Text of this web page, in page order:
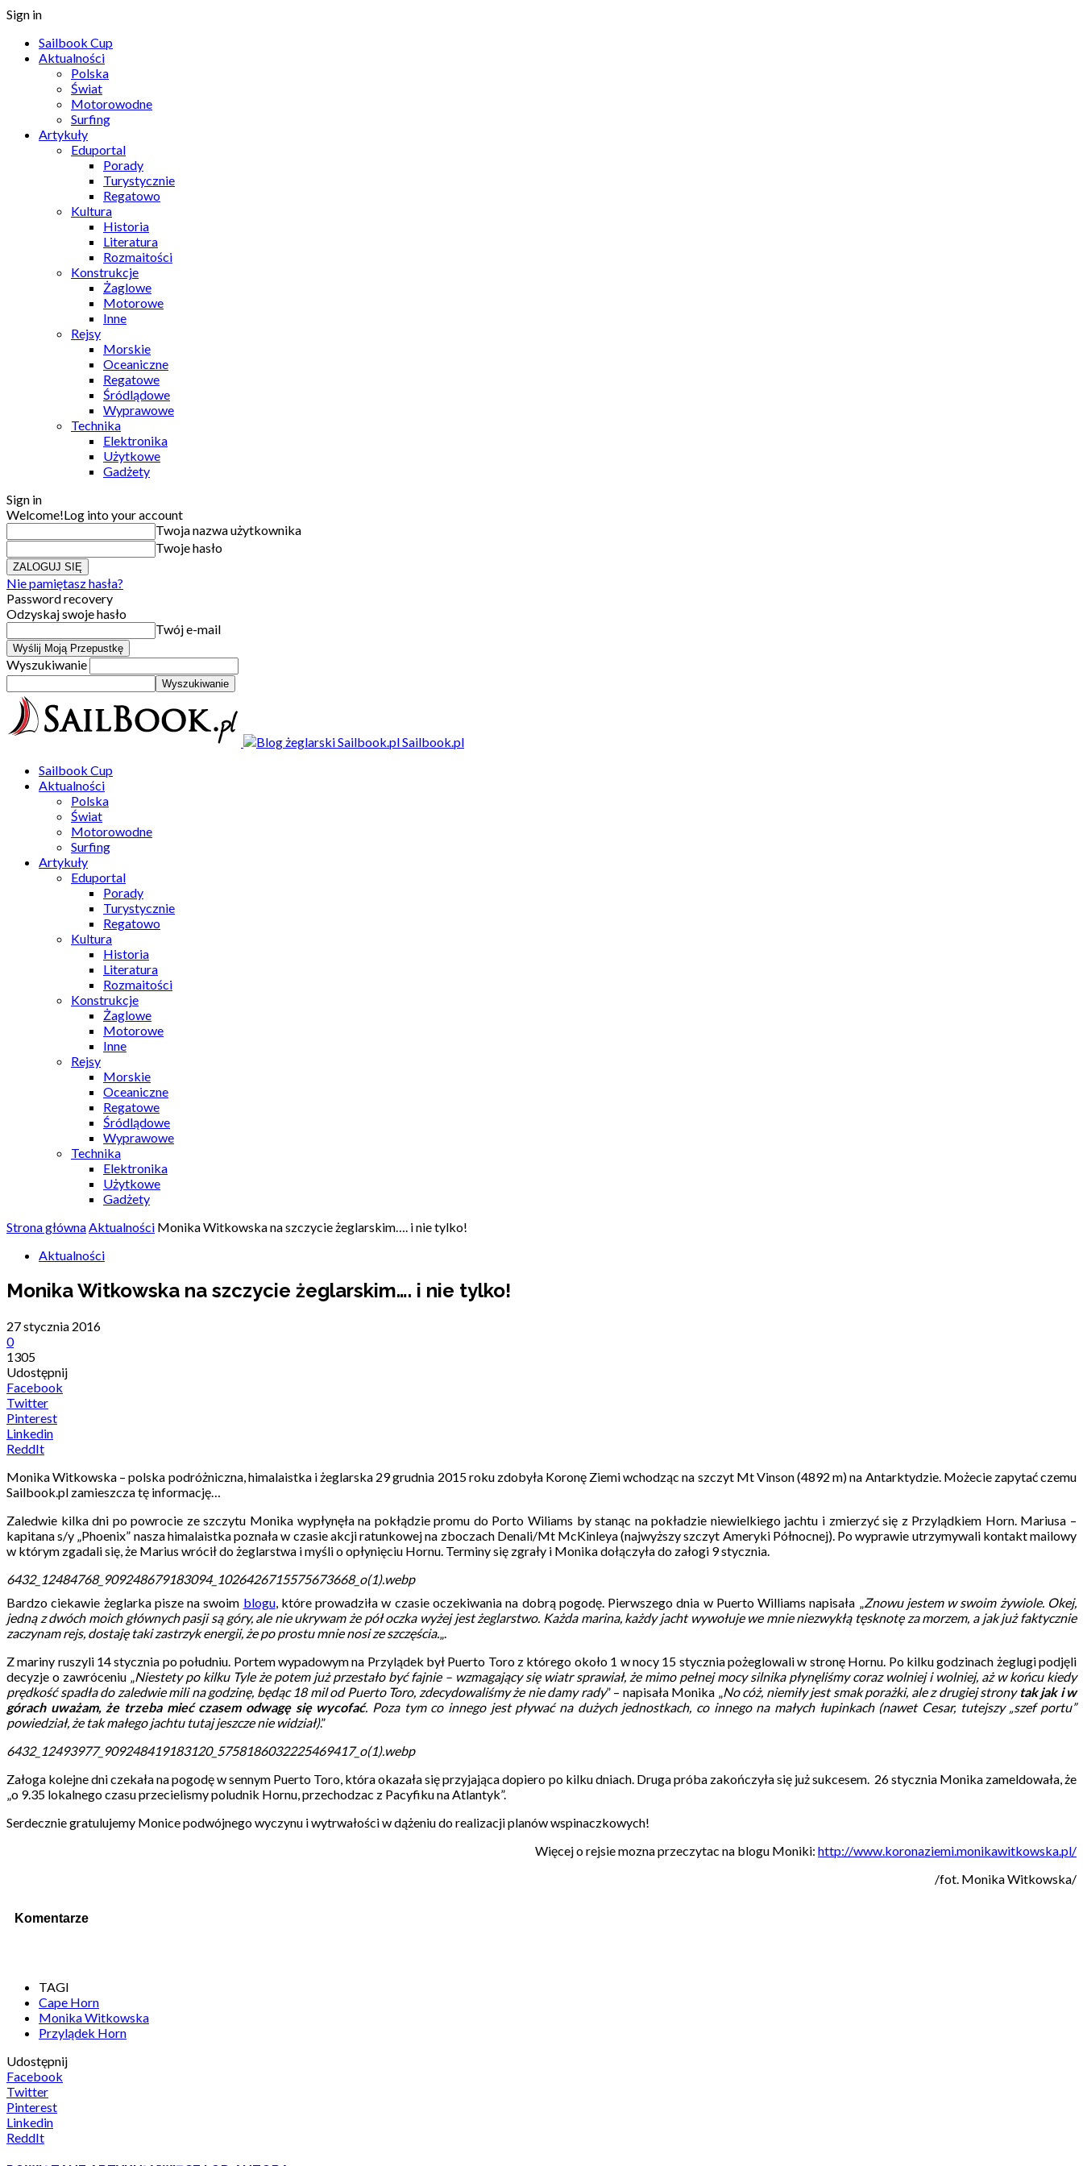
Sign in
Sailbook Cup
Aktualności
Polska
Świat
Motorowodne
Surfing
Artykuły
Eduportal
Porady
Turystycznie
Regatowo
Kultura
Historia
Literatura
Rozmaitości
Konstrukcje
Żaglowe
Motorowe
Inne
Rejsy
Morskie
Oceaniczne
Regatowe
Śródlądowe
Wyprawowe
Technika
Elektronika
Użytkowe
Gadżety
Sign in
Welcome!Log into your account
Twoja nazwa użytkownika
Twoje hasło
Nie pamiętasz hasła?
Password recovery
Odzyskaj swoje hasło
Twój e-mail
Wyszukiwanie
Sailbook.pl
Sailbook Cup
Aktualności
Polska
Świat
Motorowodne
Surfing
Artykuły
Eduportal
Porady
Turystycznie
Regatowo
Kultura
Historia
Literatura
Rozmaitości
Konstrukcje
Żaglowe
Motorowe
Inne
Rejsy
Morskie
Oceaniczne
Regatowe
Śródlądowe
Wyprawowe
Technika
Elektronika
Użytkowe
Gadżety
Strona głównaAktualności Monika Witkowska na szczycie żeglarskim…. i nie tylko!
Aktualności
Monika Witkowska na szczycie żeglarskim…. i nie tylko!
27 stycznia 2016
0
1305
Udostępnij
Facebook
Twitter
Pinterest
Linkedin
ReddIt
Monika Witkowska – polska podróżniczna, himalaistka i żeglarska 29 grudnia 2015 roku zdobyła Koronę Ziemi wchodząc na szczyt Mt Vinson (4892 m) na Antarktydzie. Możecie zapytać czemu
Sailbook.pl zamieszcza tę informację…
Zaledwie kilka dni po powrocie ze szczytu Monika wypłynęła na pokłądzie promu do Porto Wiliams by stanąc na pokładzie niewielkiego jachtu i zmierzyć się z Przylądkiem Horn. Mariusa –
kapitana s/y „Phoenix” nasza himalaistka poznała w czasie akcji ratunkowej na zboczach Denali/Mt McKinleya (najwyższy szczyt Ameryki Północnej). Po wyprawie utrzymywali kontakt mailowy
w którym zgadali się, że Marius wrócił do żeglarstwa i myśli o opłynięciu Hornu. Terminy się zgrały i Monika dołączyła do załogi 9 stycznia.
6432_12484768_909248679183094_1026426715575673668_o(1).webp
Bardzo ciekawie żeglarka pisze na swoim blogu, które prowadziła w czasie oczekiwania na dobrą pogodę. Pierwszego dnia w Puerto Williams napisała „Znowu jestem w swoim żywiole. Okej,
jedną z dwóch moich głównych pasji są góry, ale nie ukrywam że pół oczka wyżej jest żeglarstwo. Każda marina, każdy jacht wywołuje we mnie niezwykłą tęsknotę za morzem, a jak już faktycznie
zaczynam rejs, dostaję taki zastrzyk energii, że po prostu mnie nosi ze szczęścia.„.
Z mariny ruszyli 14 stycznia po południu. Portem wypadowym na Przylądek był Puerto Toro z którego około 1 w nocy 15 stycznia pożeglowali w stronę Hornu. Po kilku godzinach żeglugi podjęli
decyzje o zawróceniu „Niestety po kilku Tyle że potem już przestało być fajnie – wzmagający się wiatr sprawiał, że mimo pełnej mocy silnika płynęliśmy coraz wolniej i wolniej, aż w końcu kiedy
prędkość spadła do zaledwie mili na godzinę, będąc 18 mil od Puerto Toro, zdecydowaliśmy że nie damy rady” – napisała Monika „No cóż, niemiły jest smak porażki, ale z drugiej strony tak jak i w
górach uważam, że trzeba mieć czasem odwagę się wycofać. Poza tym co innego jest pływać na dużych jednostkach, co innego na małych łupinkach (nawet Cesar, tutejszy „szef portu”
powiedział, że tak małego jachtu tutaj jeszcze nie widział).”
6432_12493977_909248419183120_5758186032225469417_o(1).webp
Załoga kolejne dni czekała na pogodę w sennym Puerto Toro, która okazała się przyjająca dopiero po kilku dniach. Druga próba zakończyła się już sukcesem. 26 stycznia Monika zameldowała, że
„o 9.35 lokalnego czasu przecielismy poludnik Hornu, przechodzac z Pacyfiku na Atlantyk”.
Serdecznie gratulujemy Monice podwójnego wyczynu i wytrwałości w dążeniu do realizacji planów wspinaczkowych!
Więcej o rejsie mozna przeczytac na blogu Moniki: http://www.koronaziemi.monikawitkowska.pl/
/fot. Monika Witkowska/
Komentarze
TAGI
Cape Horn
Monika Witkowska
Przylądek Horn
Udostępnij
Facebook
Twitter
Pinterest
Linkedin
ReddIt